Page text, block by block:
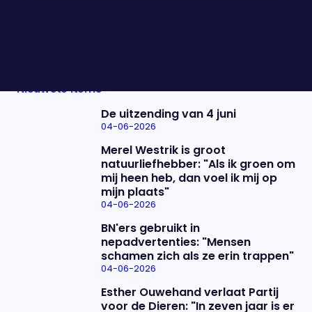
Nieuwste items
De uitzending van 4 juni
04-06-2026
Merel Westrik is groot
natuurliefhebber: "Als ik groen om
mij heen heb, dan voel ik mij op
mijn plaats"
04-06-2026
BN'ers gebruikt in
nepadvertenties: "Mensen
schamen zich als ze erin trappen"
04-06-2026
Esther Ouwehand verlaat Partij
voor de Dieren: "In zeven jaar is er